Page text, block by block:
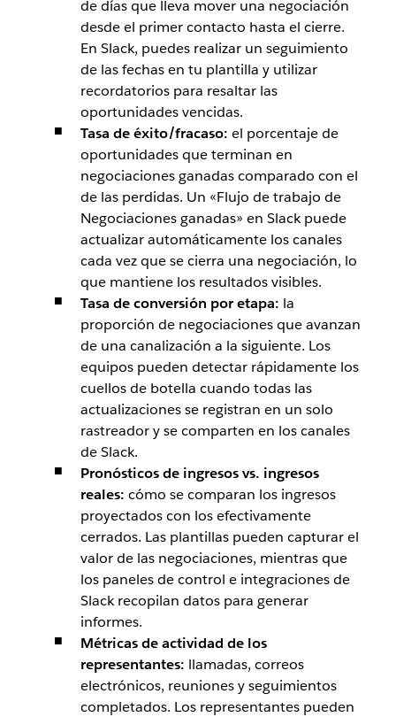
de días que lleva mover una negociación
desde el primer contacto hasta el cierre.
En Slack, puedes realizar un seguimiento
de las fechas en tu plantilla y utilizar
recordatorios para resaltar las
oportunidades vencidas.
Tasa de éxito/fracaso: el porcentaje de
oportunidades que terminan en
negociaciones ganadas comparado con el
de las perdidas. Un «Flujo de trabajo de
Negociaciones ganadas» en Slack puede
actualizar automáticamente los canales
cada vez que se cierra una negociación, lo
que mantiene los resultados visibles.
Tasa de conversión por etapa: la
proporción de negociaciones que avanzan
de una canalización a la siguiente. Los
equipos pueden detectar rápidamente los
cuellos de botella cuando todas las
actualizaciones se registran en un solo
rastreador y se comparten en los canales
de Slack.
Pronósticos de ingresos vs. ingresos
reales: cómo se comparan los ingresos
proyectados con los efectivamente
cerrados. Las plantillas pueden capturar el
valor de las negociaciones, mientras que
los paneles de control e integraciones de
Slack recopilan datos para generar
informes.
Métricas de actividad de los
representantes: llamadas, correos
electrónicos, reuniones y seguimientos
completados. Los representantes pueden